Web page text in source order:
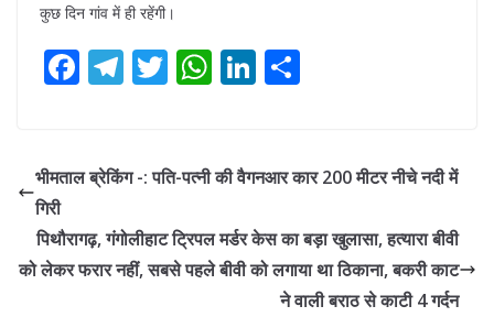
कुछ दिन गांव में ही रहेंगी।
F
b
o
k
T
gr
m
T
er
W
s
p
p
Li
e
n
e
भीमताल ब्रेकिंग -: पति-पत्नी की वैगनआर कार 200 मीटर नीचे नदी में
गिरी
पिथौरागढ़, गंगोलीहाट ट्रिपल मर्डर केस का बड़ा खुलासा, हत्यारा बीवी
को लेकर फरार नहीं, सबसे पहले बीवी को लगाया था ठिकाना, बकरी काट
ने वाली बराठ से काटी 4 गर्दन